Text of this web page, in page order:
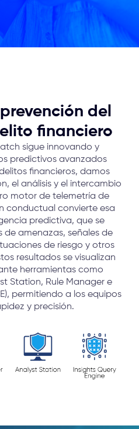
del
financiero
sigue innovando y
predictivos avanzados
financieros, damos
el análisis y el intercambio
motor de telemetría de
conductual convierte esa
predictiva, que se
amenazas, señales de
de riesgo y otros
resultados se visualizan
herramientas como
Station, Rule Manager e
permitiendo a los equipos
y precisión.